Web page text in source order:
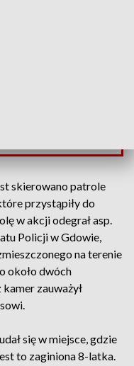
skierowano patrole
przystąpiły do
w akcji odegrał asp.
Policji w Gdowie,
na terenie
około dwóch
kamer zauważył
się w miejsce, gdzie
to zaginiona 8-latka.